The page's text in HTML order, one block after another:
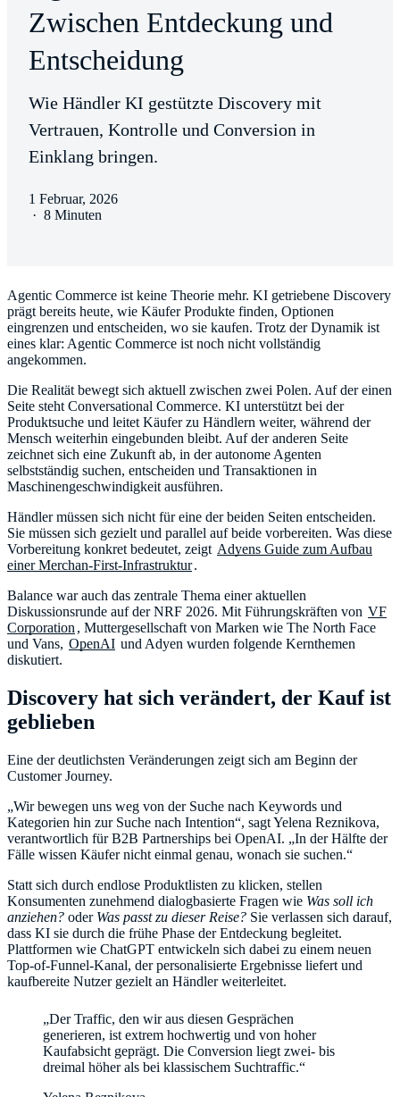
Zwischen Entdeckung und
Entscheidung
Wie Händler KI gestützte Discovery mit
Vertrauen, Kontrolle und Conversion in
Einklang bringen.
1 Februar, 2026
· 8 Minuten
Agentic Commerce ist keine Theorie mehr. KI getriebene Discovery
prägt bereits heute, wie Käufer Produkte finden, Optionen
eingrenzen und entscheiden, wo sie kaufen. Trotz der Dynamik ist
eines klar: Agentic Commerce ist noch nicht vollständig
angekommen.
Die Realität bewegt sich aktuell zwischen zwei Polen. Auf der einen
Seite steht Conversational Commerce. KI unterstützt bei der
Produktsuche und leitet Käufer zu Händlern weiter, während der
Mensch weiterhin eingebunden bleibt. Auf der anderen Seite
zeichnet sich eine Zukunft ab, in der autonome Agenten
selbstständig suchen, entscheiden und Transaktionen in
Maschinengeschwindigkeit ausführen.
Händler müssen sich nicht für eine der beiden Seiten entscheiden.
Sie müssen sich gezielt und parallel auf beide vorbereiten. Was diese
Vorbereitung konkret bedeutet, zeigt Adyens Guide zum Aufbau
einer Merchan-First-Infrastruktur.
Balance war auch das zentrale Thema einer aktuellen
Diskussionsrunde auf der NRF 2026. Mit Führungskräften von VF
Corporation , Muttergesellschaft von Marken wie The North Face
und Vans, OpenAI und Adyen wurden folgende Kernthemen
diskutiert.
Discovery hat sich verändert, der Kauf ist
geblieben
Eine der deutlichsten Veränderungen zeigt sich am Beginn der
Customer Journey.
„Wir bewegen uns weg von der Suche nach Keywords und
Kategorien hin zur Suche nach Intention“, sagt Yelena Reznikova,
verantwortlich für B2B Partnerships bei OpenAI. „In der Hälfte der
Fälle wissen Käufer nicht einmal genau, wonach sie suchen.“
Statt sich durch endlose Produktlisten zu klicken, stellen
Konsumenten zunehmend dialogbasierte Fragen wie Was soll ich
anziehen? oder Was passt zu dieser Reise? Sie verlassen sich darauf,
dass KI sie durch die frühe Phase der Entdeckung begleitet.
Plattformen wie ChatGPT entwickeln sich dabei zu einem neuen
Top-of-Funnel-Kanal, der personalisierte Ergebnisse liefert und
kaufbereite Nutzer gezielt an Händler weiterleitet.
„Der Traffic, den wir aus diesen Gesprächen
generieren, ist extrem hochwertig und von hoher
Kaufabsicht geprägt. Die Conversion liegt zwei- bis
dreimal höher als bei klassischem Suchtraffic.“